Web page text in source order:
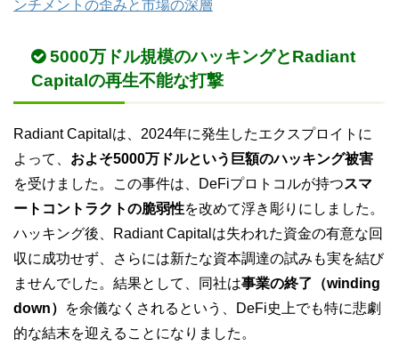
ンチメントの歪みと市場の深層
5000万ドル規模のハッキングとRadiant
Capitalの再生不能な打撃
Radiant Capitalは、2024年に発生したエクスプロイトに
よって、 およそ5000万ドルという巨額のハッキング被害
を受けました。この事件は、DeFiプロトコルが持つスマ
ートコントラクトの脆弱性を改めて浮き彫りにしました。
ハッキング後、Radiant Capitalは失われた資金の有意な回
収に成功せず、さらには新たな資本調達の試みも実を結び
ませんでした。結果として、同社は事業の終了（winding
down）
を余儀なくされるという、DeFi史上でも特に悲劇
的な結末を迎えることになりました。